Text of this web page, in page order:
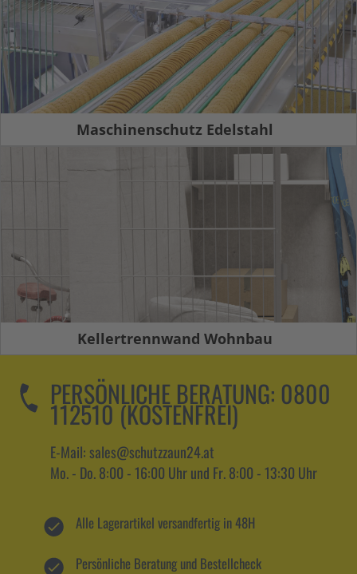
Maschinenschutz Edelstahl
Kellertrennwand Wohnbau
PERSÖNLICHE BERATUNG: 0800
112510 (KOSTENFREI)
E-Mail: sales@schutzzaun24.at
Mo. - Do. 8:00 - 16:00 Uhr und Fr. 8:00 - 13:30 Uhr
Alle Lagerartikel versandfertig in 48H
Persönliche Beratung und Bestellcheck